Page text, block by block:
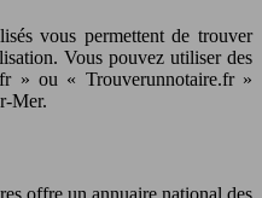
vous permettent de trouver
Vous pouvez utiliser des
» ou « Trouverunnotaire.fr »
Mer.
offre un annuaire national des